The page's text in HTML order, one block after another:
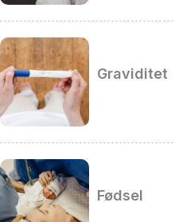
Graviditet
Fødsel